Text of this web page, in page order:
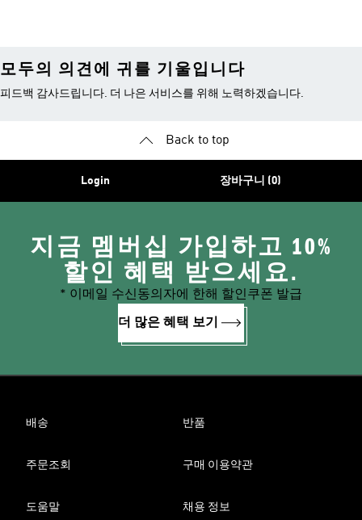
모두의 의견에 귀를 기울입니다
피드백 감사드립니다. 더 나은 서비스를 위해 노력하겠습니다.
Back to top
Login 장바구니 (0)
지금 멤버십 가입하고 10%
할인 혜택 받으세요.
* 이메일 수신동의자에 한해 할인쿠폰 발급
더 많은 혜택 보기
배송 반품
주문조회 구매 이용약관
도움말 채용 정보